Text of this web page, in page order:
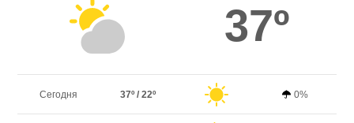
37º
Сегодня 37º / 22º 0%